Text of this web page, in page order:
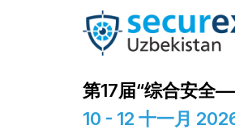
第17届“综合安全
10 - 12 十一月